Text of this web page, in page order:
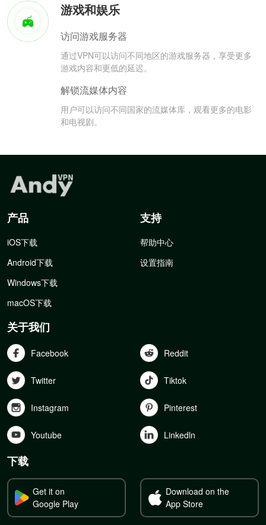
游戏和娱乐
访问游戏服务器
通过VPN可以访问不同地区的游戏服务器，享受更多
游戏内容和更低的延迟。
解锁流媒体内容
用户可以访问不同国家的流媒体库，观看更多的电影
和电视剧。
产品
iOS下载
Android下载
Windows下载
macOS下载
支持
帮助中心
设置指南
关于我们
Facebook Reddit
Twitter Tiktok
Instagram Pinterest
Youtube Linkedln
下载
Get it on
Google Play
Download on the
App Store